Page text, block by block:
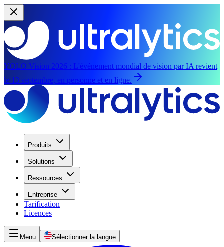
YOLO Vision 2026 : L'événement mondial de vision par IA revient
le 13 septembre, en personne et en ligne.
Produits
Solutions
Ressources
Entreprise
Tarification
Licences
Menu Sélectionner la langue